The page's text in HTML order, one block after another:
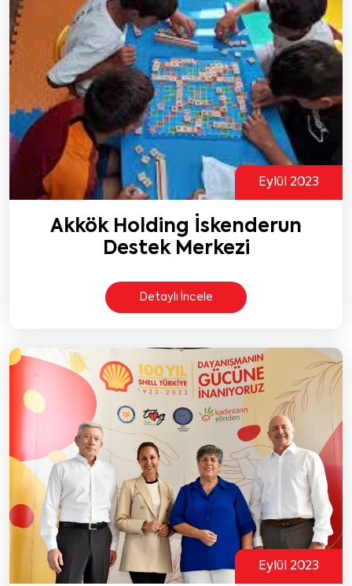
Eylül 2023
Akkök Holding İskenderun
Destek Merkezi
Detaylı İncele
Eylül 2023